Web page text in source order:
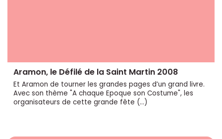
Aramon, le Défilé de la Saint Martin 2008
Et Aramon de tourner les grandes pages d’un grand livre.
Avec son thème "A chaque Epoque son Costume", les
organisateurs de cette grande fête (…)